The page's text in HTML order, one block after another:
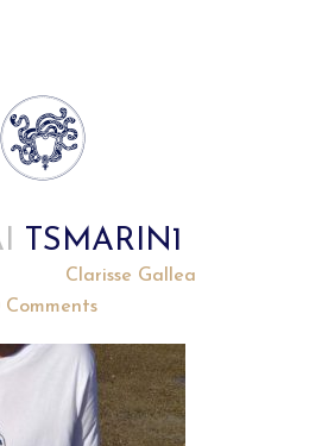
TSMARIN1
Clarisse Gallea
Comments